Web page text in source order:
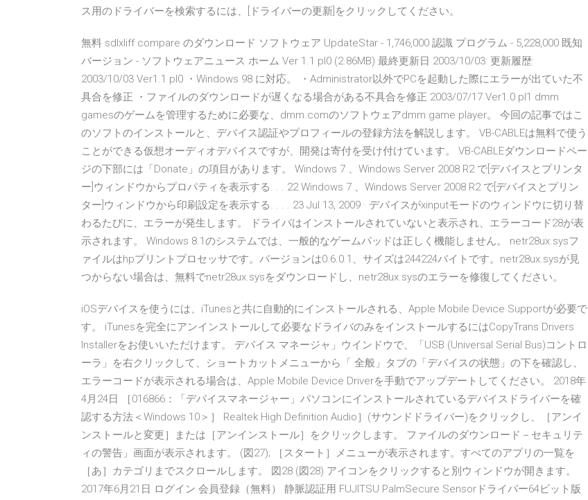
ス用のドライバーを検索するには、[ドライバーの更新]をクリックしてください。
無料 sdlxliff compare のダウンロード ソフトウェア UpdateStar - 1,746,000 認識 プログラム - 5,228,000 既知
バージョン - ソフトウェアニュース ホーム Ver 1.1 pl0 (2.86MB) 最終更新日 2003/10/03: 更新履歴:
2003/10/03 Ver1.1 pl0 ・Windows 98 に対応。 ・Administrator以外でPCを起動した際にエラーが出ていた不
具合を修正 ・ファイルのダウンロードが遅くなる場合がある不具合を修正 2003/07/17 Ver1.0 pl1 dmm
gamesのゲームを管理するために必要な、dmm.comのソフトウェアdmm game player。 今回の記事ではこ
のソフトのインストールと、デバイス認証やプロフィールの登録方法を解説します。 VB-CABLEは無料で使う
ことができる仮想オーディオデバイスですが、開発は寄付を受け付けています。 VB-CABLEダウンロードペー
ジの下部には「Donate」の項目があります。 Windows 7 、Windows Server 2008 R2 で[デバイスとプリンタ
ー]ウィンドウからプロパティを表示する. . . 22 Windows 7 、Windows Server 2008 R2 で[デバイスとプリン
ター]ウィンドウから印刷設定を表示する. . . . 23 Jul 13, 2009 · デバイスがxinputモードのウィンドウに切り替
わるたびに、エラーが発生します。 ドライバはインストールされていないと表示され、エラーコード28が表
示されます。 Windows 8.1のシステムでは、一般的なゲームパッドは正しく機能しません。 netr28ux.sysフ
ァイルはhpプリントプロセッサです。バージョンは0.6.0.1、サイズは244224バイトです。netr28ux.sysが見
つからない場合は、無料でnetr28ux.sysをダウンロードし、netr28ux.sysのエラーを修復してください。
iOSデバイスを使うには、iTunesと共に自動的にインストールされる、Apple Mobile Device Supportが必要で
す。 iTunesを完全にアンインストールして必要なドライバのみをインストールするにはCopyTrans Drivers
Installerをお使いいただけます。 デバイス マネージャ」ウインドウで、「USB (Universal Serial Bus)コントロ
ーラ」を右クリックして、ショートカットメニューから「 全般」タブの「デバイスの状態」の下を確認し、
エラーコードが表示される場合は、Apple Mobile Device Driverを手動でアップデートしてください。 2018年
4月24日 ［016866：「デバイスマネージャー」パソコンにインストールされているデバイスドライバーを確
認する方法＜Windows 10＞］ Realtek High Definition Audio］(サウンドドライバー)をクリックし、［アンイ
ンストールと変更］または［アンインストール］をクリックします。 ファイルのダウンロード－セキュリテ
ィの警告」画面が表示されます。 (図27); ［スタート］メニューが表示されます。すべてのアプリの一覧を
［あ］カテゴリまでスクロールします。 図28 (図28) アイコンをクリックすると別ウィンドウが開きます。
2017年6月21日 ログイン 会員登録（無料） 静脈認証用 FUJITSU PalmSecure Sensorドライバー64ビット版